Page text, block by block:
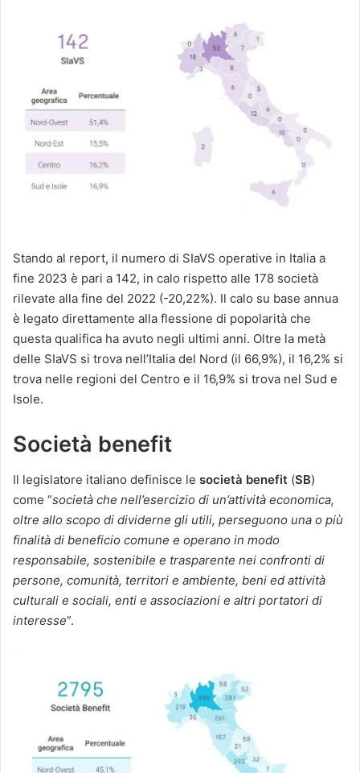
Stando al report, il numero di SIaVS operative in Italia a
fine 2023 è pari a 142, in calo rispetto alle 178 società
rilevate alla fine del 2022 (-20,22%). Il calo su base annua
è legato direttamente alla flessione di popolarità che
questa qualifica ha avuto negli ultimi anni. Oltre la metà
delle SIaVS si trova nell’Italia del Nord (il 66,9%), il 16,2% si
trova nelle regioni del Centro e il 16,9% si trova nel Sud e
Isole.
Società benefit
Il legislatore italiano definisce le società benefit (SB)
come “società che nell’esercizio di un’attività economica,
oltre allo scopo di dividerne gli utili, perseguono una o più
finalità di beneficio comune e operano in modo
responsabile, sostenibile e trasparente nei confronti di
persone, comunità, territori e ambiente, beni ed attività
culturali e sociali, enti e associazioni e altri portatori di
interesse”.